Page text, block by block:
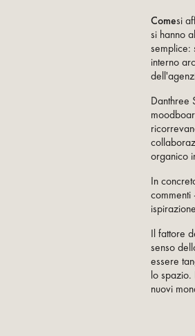
Comesi
si hanno
semplice:
interno
Danthree
organico
In
Il fattore
senso
essere
lo spazio.
nuovi